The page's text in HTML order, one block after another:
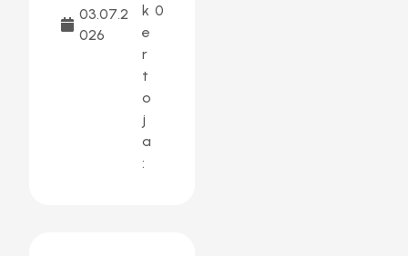
03.07.2
026
k
e
r
t
o
j
a
:
0